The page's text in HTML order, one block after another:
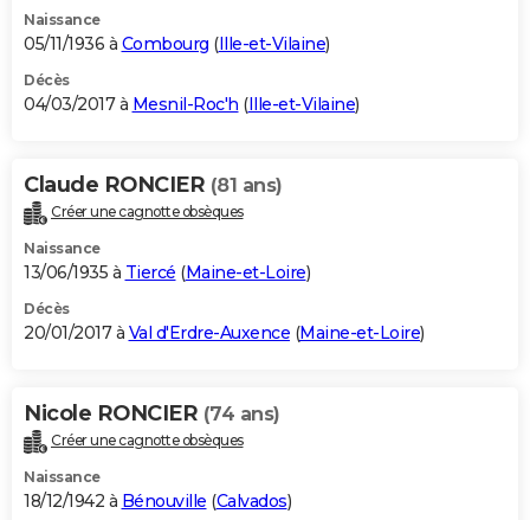
Naissance
05/11/1936 à Combourg (Ille-et-Vilaine)
Décès
04/03/2017 à Mesnil-Roc'h (Ille-et-Vilaine)
Claude RONCIER (81 ans)
Créer une cagnotte obsèques
Naissance
13/06/1935 à Tiercé (Maine-et-Loire)
Décès
20/01/2017 à Val d'Erdre-Auxence (Maine-et-Loire)
Nicole RONCIER (74 ans)
Créer une cagnotte obsèques
Naissance
18/12/1942 à Bénouville (Calvados)